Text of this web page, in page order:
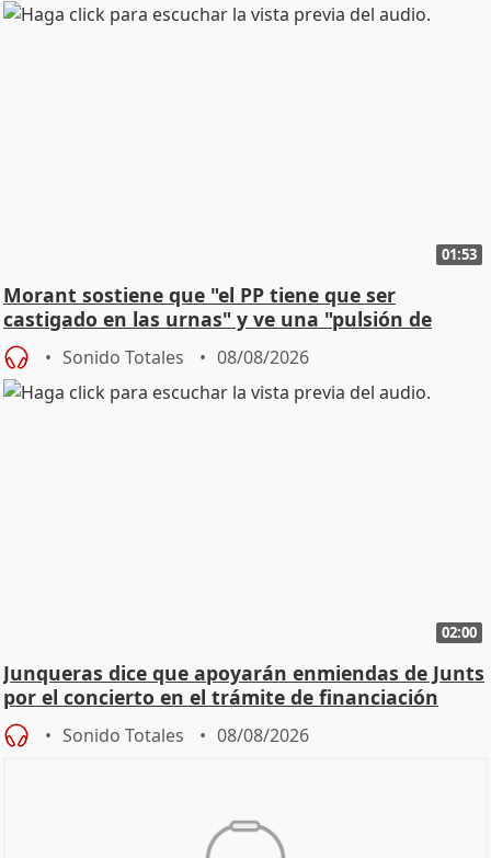
01:53
Morant sostiene que "el PP tiene que ser
castigado en las urnas" y ve una "pulsión de
cambio"
Sonido Totales 08/08/2026
02:00
Junqueras dice que apoyarán enmiendas de Junts
por el concierto en el trámite de financiación
Sonido Totales 08/08/2026